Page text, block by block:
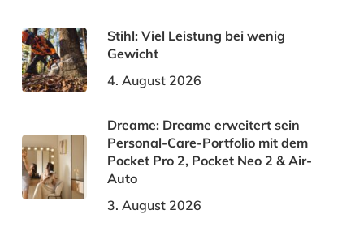
Stihl: Viel Leistung bei wenig
Gewicht
4. August 2026
Dreame: Dreame erweitert sein
Personal-Care-Portfolio mit dem
Pocket Pro 2, Pocket Neo 2 & Air-
Auto
3. August 2026